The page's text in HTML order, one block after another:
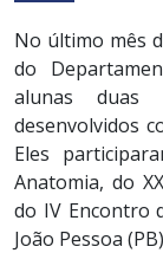
No último mês
do
alunas duas
desenvolvidos
Eles
Anatomia, do
do IV Encontro
João Pessoa